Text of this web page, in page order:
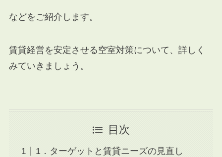
などをご紹介します。
賃貸経営を安定させる空室対策について、詳しく
みていきましょう。
目次
1．ターゲットと賃貸ニーズの見直し